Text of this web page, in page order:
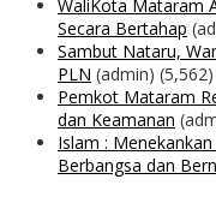
WaliKota Mataram
Secara Bertahap
Sambut Nataru,
PLN (admin) (5,562)
Pemkot Mataram
dan Keamanan
Islam :
Berbangsa dan